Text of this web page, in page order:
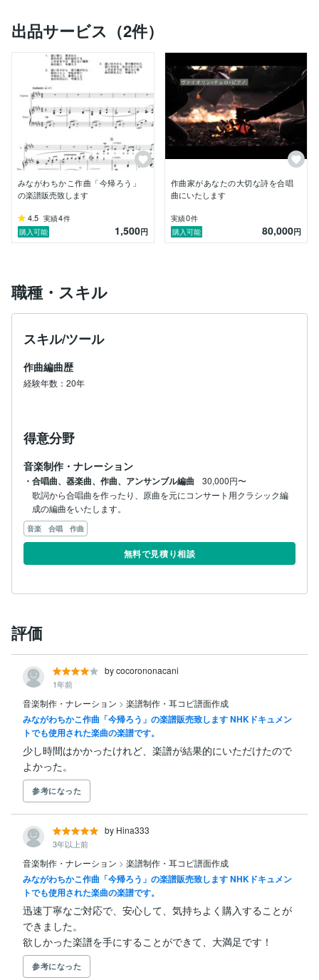
作曲家の先生役で出演。
2006年4月 中丸三千繪氏の公開マスターレッスンを声
楽家澤田理絵と共に受講。
2008年NHK「シリーズ“秋・つながる心” 見えないこと
は不幸じゃない～全盲夫婦の夢と子育て～」の番組エン
ディングに作詞・作曲した「今帰ろう」が使用された。
2011年 ソプラノ歌手澤田理絵デビュー15周年を記念し
たＣＤアルバム 「ひむかの空 澤田理絵」（ナミレコー
ド）をプロデュース、楽曲提供と編曲をしており、この
ＣＤはレコード芸術誌（音楽之友社）で準推薦盤として
紹介された。
2012年～2015年、村松崇継氏(作曲家)の映画音楽やド
ラマ音楽制作にてオーケストラ譜作成に携わった。（ジ
ドラマスペシャル「負けて、勝つ」、TBS「大奥」、フ
ジテレビ「赤い糸の女」ほか）。
2015年R-1ぐらんぷりで準優勝したピン芸人マツモトク
社会福祉法人あかねの会の歌「われもこう」作曲。田無
第一中学校75年記念式典用委嘱合唱曲「学び舎」作曲
等、合唱曲作品も多い。
現在自作曲や編曲が全国のコンサート、劇団の舞台音楽
している。また作詞も多く手がけている。
出品サービス（2件）
みながわちかこ作曲「今帰ろう」
の楽譜販売致します
4.5 実績4件
購入可能
1,500円
作曲家があなたの大切な詩を合唱
曲にいたします
実績0件
購入可能
80,000円
職種・スキル
スキル/ツール
作曲編曲歴
経験年数：20年
得意分野
音楽制作・ナレーション
・合唱曲、器楽曲、作曲、アンサンブル編曲
30,000円〜
歌詞から合唱曲を作ったり、原曲を元にコンサート用クラシック編
成の編曲をいたします。
音楽 合唱 作曲
無料で見積り相談
評価
by cocorononacani
1年前
音楽制作・ナレーション > 楽譜制作・耳コピ譜面作成
みながわちかこ作曲「今帰ろう」の楽譜販売致します NHKドキュメン
トでも使用された楽曲の楽譜です。
少し時間はかかったけれど、楽譜が結果的にいただけたので
よかった。
参考になった
by Hina333
3年以上前
音楽制作・ナレーション > 楽譜制作・耳コピ譜面作成
みながわちかこ作曲「今帰ろう」の楽譜販売致します NHKドキュメン
トでも使用された楽曲の楽譜です。
迅速丁寧なご対応で、安心して、気持ちよく購入することが
できました。
欲しかった楽譜を手にすることができて、大満足です！
参考になった